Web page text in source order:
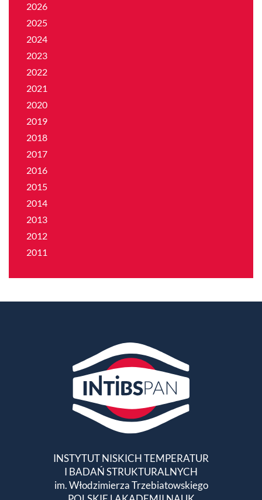
2026
2025
2024
2023
2022
2021
2020
2019
2018
2017
2016
2015
2014
2013
2012
2011
INSTYTUT NISKICH TEMPERATUR
I BADAŃ STRUKTURALNYCH
im. Włodzimierza Trzebiatowskiego